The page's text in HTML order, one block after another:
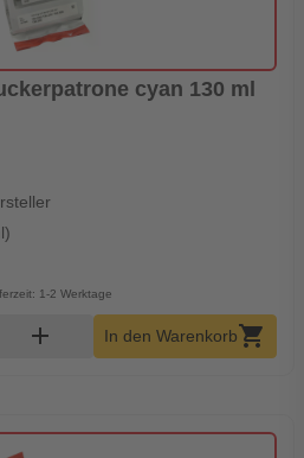
cyan 130 ml
1-2 Werktage
Menge
add In den Warenkorbshopping_cart